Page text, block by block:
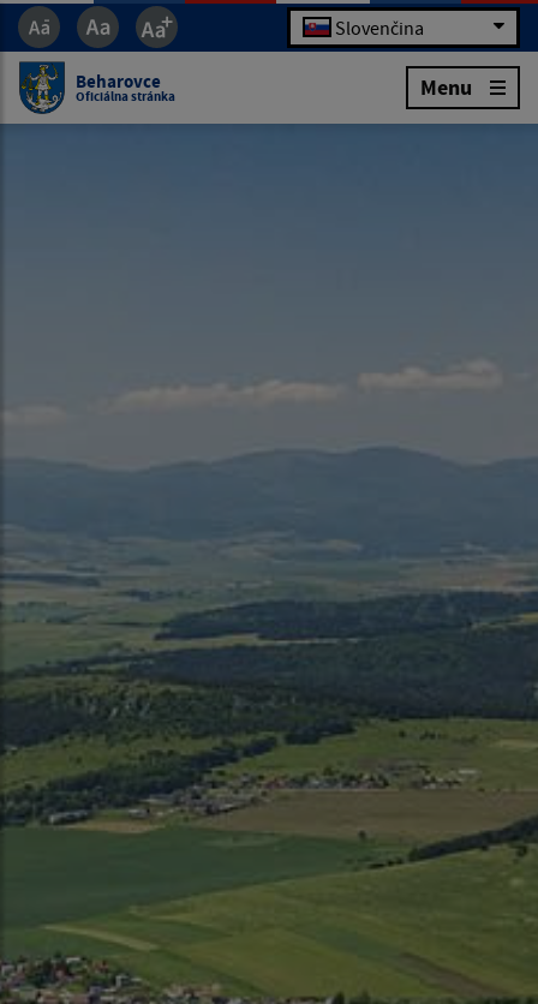
Slovenčina
Beharovce
Oficiálna stránka Menu